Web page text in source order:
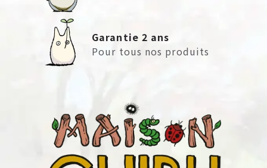
Garantie 2 ans
Pour tous nos produits